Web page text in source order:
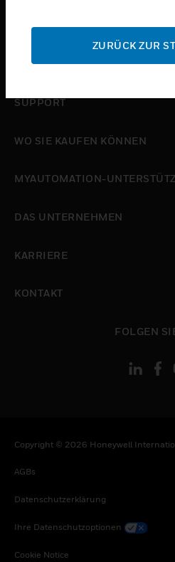
DIENSTE
BRANCHEN
SUPPORT
WO SIE KAUFEN KÖNNEN
MYAUTOMATION-
DAS UNTERNEHMEN
KARRIERE
KONTAKT
FOLGEN
Copyright © 2026 Honeywell
AGBs
Datenschutzerklärung
Ihre Datenschutzoptionen
Cookie Notice
ZURÜCK ZUR